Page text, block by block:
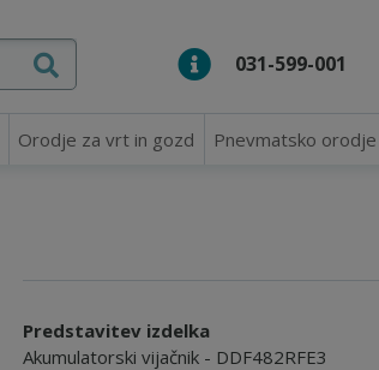
031-599-001
Orodje za vrt in gozd Pnevmatsko orodje
Predstavitev izdelka
Akumulatorski vijačnik - DDF482RFE3